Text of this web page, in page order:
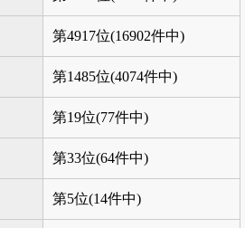
第4917位(16902件中)
第1485位(4074件中)
第19位(77件中)
第33位(64件中)
第5位(14件中)